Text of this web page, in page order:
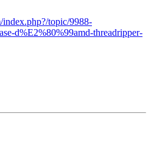
topic/9988-
d%E2%80%99amd-threadripper-